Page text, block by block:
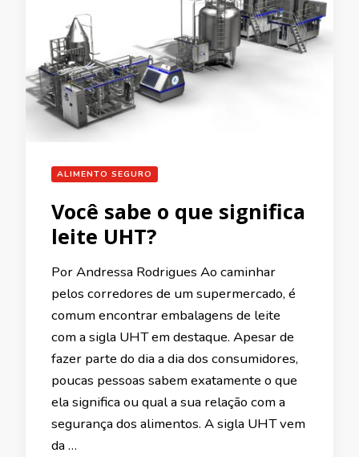
ALIMENTO SEGURO
Você sabe o que significa
leite UHT?
Por Andressa Rodrigues Ao caminhar
pelos corredores de um supermercado, é
comum encontrar embalagens de leite
com a sigla UHT em destaque. Apesar de
fazer parte do dia a dia dos consumidores,
poucas pessoas sabem exatamente o que
ela significa ou qual a sua relação com a
segurança dos alimentos. A sigla UHT vem
da …